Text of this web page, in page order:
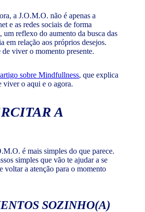
a J.O.M.O. não é apenas a
e as redes sociais de forma
um reflexo do aumento da busca das
em relação aos próprios desejos.
viver o momento presente.
sobre Mindfullness, que explica
viver o aqui e o agora.
A
é mais simples do que parece.
simples que vão te ajudar a se
voltar a atenção para o momento
SOZINHO(A)